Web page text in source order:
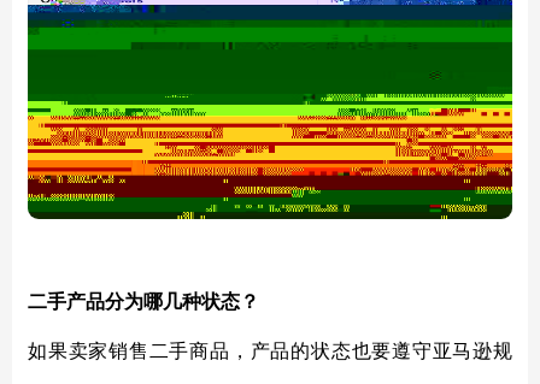
二手产品分为哪几种状态？
如果卖家销售二手商品，产品的状态也要遵守亚马逊规